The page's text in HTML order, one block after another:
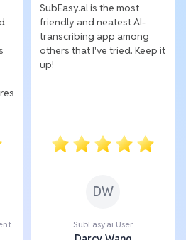
SubEasy.al is the most
friendly and neatest AI-
transcribing app among
others that I've tried. Keep it
up!
DW
SubEasy.ai User